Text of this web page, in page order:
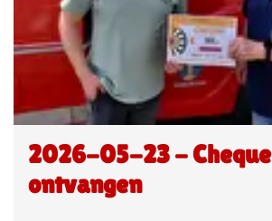
2026-05-23 - Cheque
ontvangen